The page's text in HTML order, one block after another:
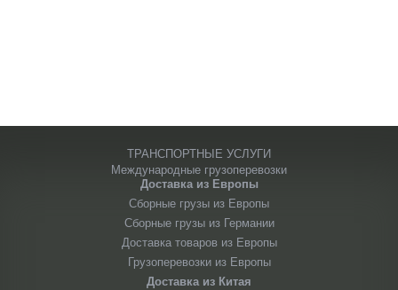
ТРАНСПОРТНЫЕ УСЛУГИ
Международные грузоперевозки
Доставка из Европы
Сборные грузы из Европы
Сборные грузы из Германии
Доставка товаров из Европы
Грузоперевозки из Европы
Доставка из Китая